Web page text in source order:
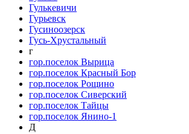
Гулькевичи
Гурьевск
Гусиноозерск
Гусь-Хрустальный
г
гор.поселок Вырица
гор.поселок Красный Бор
гор.поселок Рощино
гор.поселок Сиверский
гор.поселок Тайцы
гор.поселок Янино-1
Д